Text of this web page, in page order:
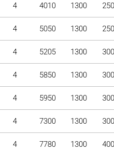
4 4010 1300 250
4 5050 1300 250
4 5205 1300 300
4 5850 1300 300
4 5950 1300 300
4 7300 1300 300
4 7780 1300 400